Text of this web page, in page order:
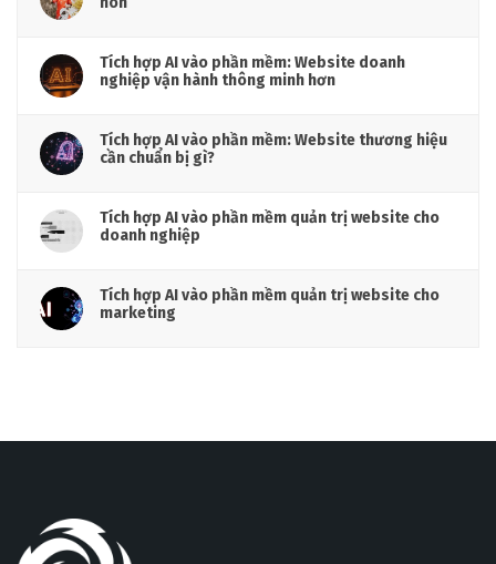
Tích hợp AI vào phần mềm: Website doanh
nghiệp vận hành thông minh hơn
Tích hợp AI vào phần mềm: Website thương hiệu
cần chuẩn bị gì?
Tích hợp AI vào phần mềm quản trị website cho
doanh nghiệp
Tích hợp AI vào phần mềm quản trị website cho
marketing